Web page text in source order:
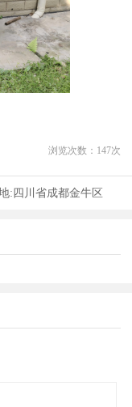
浏览次数： 147次
:四川省成都金牛区